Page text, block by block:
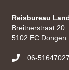
Reisbureau
Breitnerstraat 20
5102 EC Dongen
06-51647027